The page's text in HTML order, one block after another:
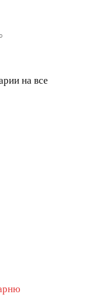
на все